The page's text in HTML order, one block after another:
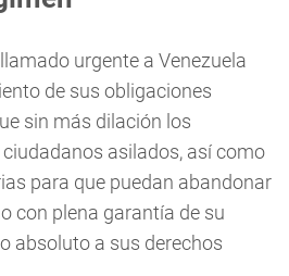
urgente a Venezuela
de sus obligaciones
sin más dilación los
asilados, así como
para que puedan abandonar
con plena garantía de su
absoluto a sus derechos